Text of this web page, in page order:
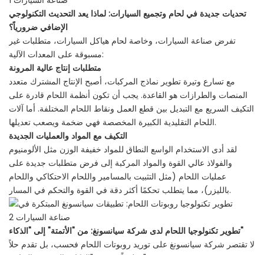
تحديات جديدة في لحام وتجميع السيارات: لماذا يعد التحديث التكنولوجي
الإضافي ضرورياً؟
تفرض صناعة السيارات، وخاصة لحام هياكل السيارات، متطلبات غير
مسبوقة على المعدات الآلية:
متطلبات إنتاج عالية المرونة
مع تسارع وتيرة تطوير نماذج المركبات، أصبح الإنتاج المشترك متعدد
المنصات والطرازات هو القاعدة. يجب أن تكون أنظمة اللحام قادرة على
التكيف السريع مع التبديل بين قطع العمل ونقاط اللحام المختلفة. أما آلات
اللحام التقليدية الكبيرة المخصصة فهي ضخمة ويصعب تعديلها.
التكيف مع المواد والعمليات الجديدة
لقد أدى الاستخدام الواسع النطاق للمواد خفيفة الوزن مثل الألومنيوم
والفولاذ عالي القوة والمواد المركبة إلى فرض متطلبات جديدة على
عمليات اللحام (مثل التثبيت بالمسامير واللحام الاحتكاكي واللحام
بالليزر)، مما يتطلب تحكمًا أكثر دقة في القوة والتحكم في المسار.
تطوير تكنولوجيا اللحام لدى شركة سيانسونغ: من "الأتمتة" إلى "الذكاء"
لا تقتصر شركة سيانسونغ على توريد روبوتات اللحام فحسب، بل تقدم حلاً